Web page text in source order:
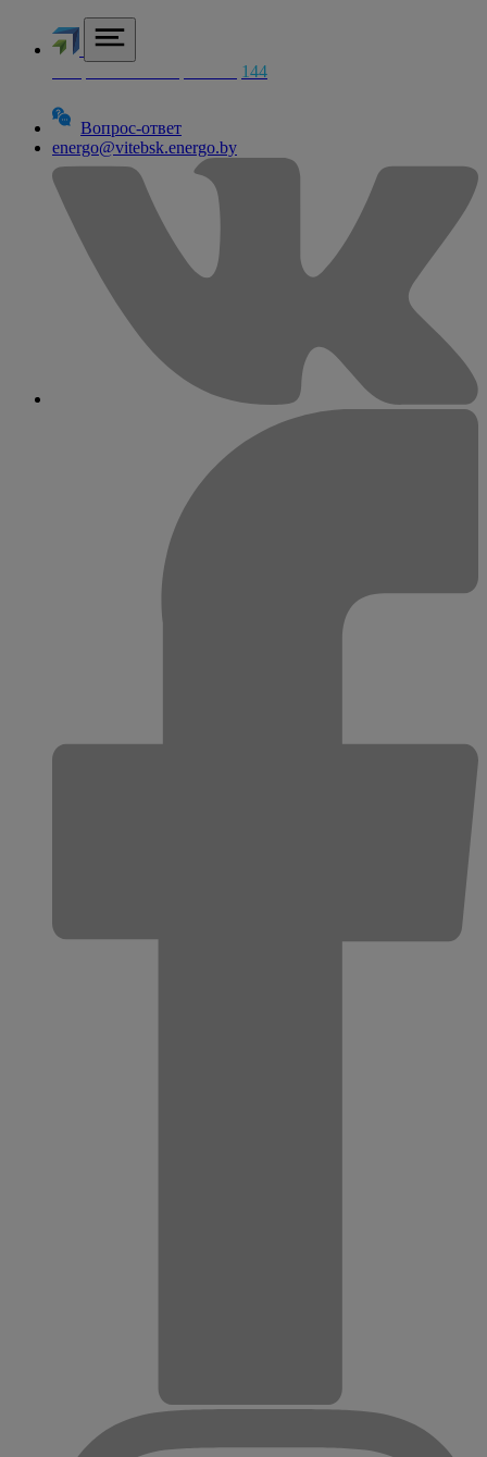
144
Вопрос-ответ
energo@vitebsk.energo.by